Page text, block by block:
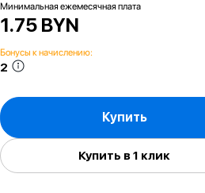
Минимальная ежемесячная плата
1.75 BYN
Бонусы к начислению:
2
Купить
Купить в 1 клик